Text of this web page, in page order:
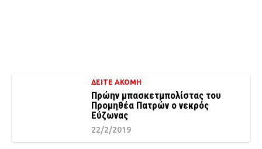
ΔΕΙΤΕ ΑΚΟΜΗ
Πρώην μπασκετμπολίστας του
Προμηθέα Πατρών ο νεκρός
Εύζωνας
22/2/2019